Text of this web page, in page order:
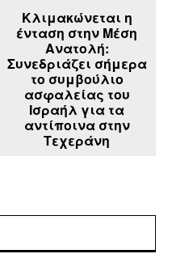
Κλιμακώνεται η
ένταση στην Μέση
Ανατολή:
Συνεδριάζει σήμερα
το συμβούλιο
ασφαλείας του
Ισραήλ για τα
αντίποινα στην
Τεχεράνη